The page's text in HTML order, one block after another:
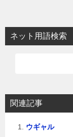
ネット用語検索
関連記事
ウギャル